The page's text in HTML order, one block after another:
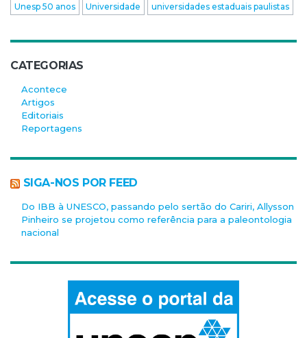
Unesp 50 anos
Universidade universidades estaduais paulistas
CATEGORIAS
Acontece
Artigos
Editoriais
Reportagens
SIGA-NOS POR FEED
Do IBB à UNESCO, passando pelo sertão do Cariri, Allysson
Pinheiro se projetou como referência para a paleontologia
nacional